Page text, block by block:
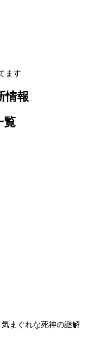
ます
情報
覧
まぐれな死神の謎解